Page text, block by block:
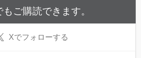
もご購読できます。
Xでフォローする